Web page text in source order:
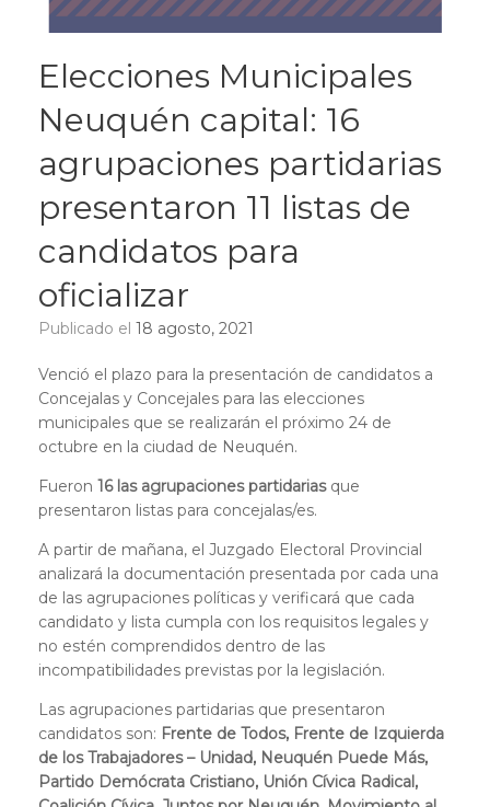
Elecciones Municipales
Neuquén capital: 16
agrupaciones partidarias
presentaron 11 listas de
candidatos para
oficializar
Publicado el 18 agosto, 2021
Venció el plazo para la presentación de candidatos a
Concejalas y Concejales para las elecciones
municipales que se realizarán el próximo 24 de
octubre en la ciudad de Neuquén.
Fueron 16 las agrupaciones partidariasque
presentaron listas para concejalas/es.
A partir de mañana, el Juzgado Electoral Provincial
analizará la documentación presentada por cada una
de las agrupaciones políticas y verificará que cada
candidato y lista cumpla con los requisitos legales y
no estén comprendidos dentro de las
incompatibilidades previstas por la legislación.
Las agrupaciones partidarias que presentaron
candidatos son: Frente de Todos, Frente de Izquierda
de los Trabajadores – Unidad, Neuquén Puede Más,
Partido Demócrata Cristiano, Unión Cívica Radical,